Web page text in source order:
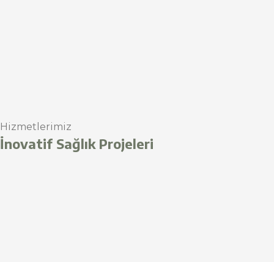
Hizmetlerimiz
İnovatif Sağlık Projeleri